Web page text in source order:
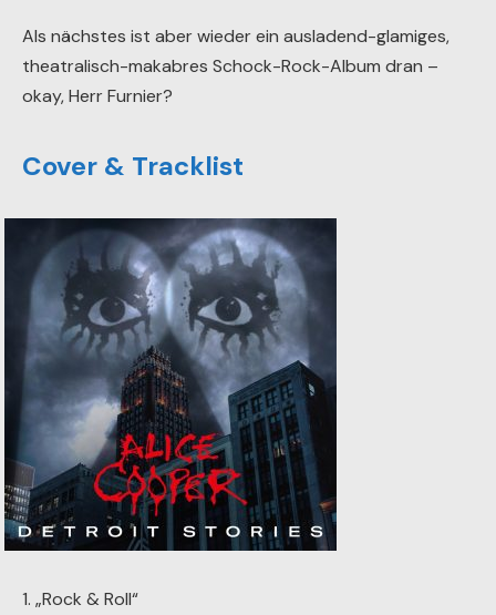
Als nächstes ist aber wieder ein ausladend-glamiges,
theatralisch-makabres Schock-Rock-Album dran –
okay, Herr Furnier?
Cover & Tracklist
1. „Rock & Roll“